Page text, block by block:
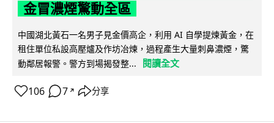
金冒濃煙驚動全區
中國湖北黃石一名男子見金價高企，利用 AI 自學提煉黃金，在
租住單位私設高壓爐及作坊冶煉，過程產生大量刺鼻濃煙，驚
動鄰居報警。警方到場揭發整...
閱讀全文
106 7 ↗ 分享